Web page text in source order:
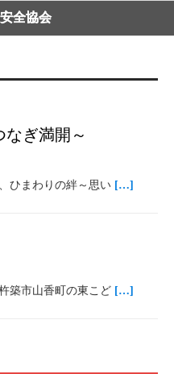
全協会
ぎ満開～
ひまわりの絆～思い […]
築市山香町の東こど […]